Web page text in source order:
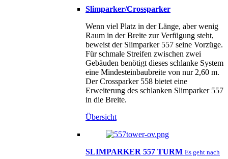
Slimparker/Crossparker
Wenn viel Platz in der Länge, aber wenig
Raum in der Breite zur Verfügung steht,
beweist der Slimparker 557 seine Vorzüge.
Für schmale Streifen zwischen zwei
Gebäuden benötigt dieses schlanke System
eine Mindesteinbaubreite von nur 2,60 m.
Der Crossparker 558 bietet eine
Erweiterung des schlanken Slimparker 557
in die Breite.
Übersicht
SLIMPARKER 557 TURM Es geht nach